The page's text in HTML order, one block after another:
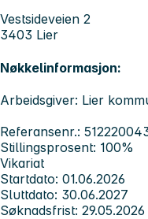
Vestsideveien 2
3403 Lier
Nøkkelinformasjon:
Arbeidsgiver: Lier
Referansenr.:
Stillingsprosent: 100%
Vikariat
Startdato: 01.06.2026
Sluttdato: 30.06.2027
Søknadsfrist: 29.05.2026